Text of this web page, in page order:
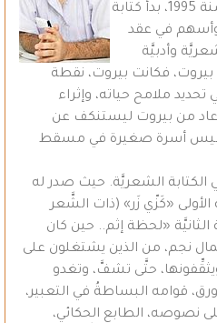
السياسيَّة سنة 2003. وفي سنة 1995، بدأ كتابة
وأسهم في عقد
وأدبيَّة
1999 سافر إلى بيروت، فكانت بيروت، نقطة
ملامح حياته، وإثراء
الشعريَّة. سنة 2003، عاد من بيروت ليستنكف عن
أسرة صغيرة في مسقط
الكتابة الشعريَّة. حيث صدر له
«كَزّي زَر» (ذات الشَّعر
والمجموعة الثانيَّة «لحظة إثم.. حين كان
غضَّاً» سنة 2007. وكمال نجم، من الذين يشتغلون على
حتَّى تشفَّ، وتغدو
قوامه البساطةُ في التعبير،
نصوصه، الطابع الحكائي،